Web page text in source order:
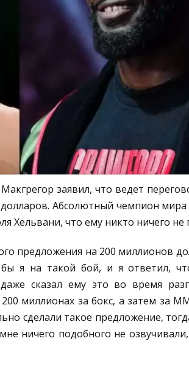
заявил, что ведет
Абсолютный чемпион мира
Хельвани, что ему никто ничего не
предложения на 200 миллионов
я на такой бой, и я ответил,
сказал ему это во время
миллионах за бокс, а затем за
сделали такое предложение,
ничего подобного не